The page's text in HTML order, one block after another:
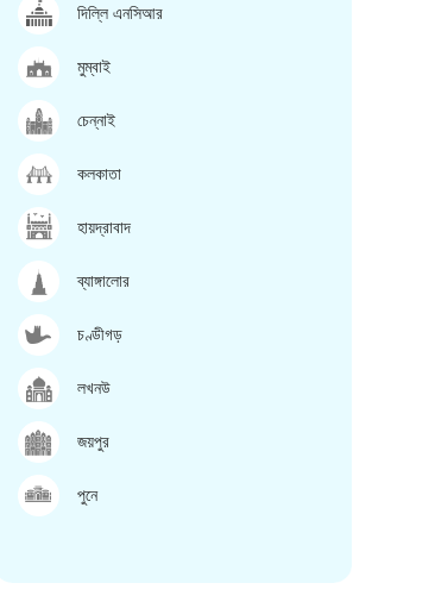
দিল্লি এনসিআর
মুম্বাই
চেন্নাই
কলকাতা
হায়দ্রাবাদ
ব্যাঙ্গালোর
চণ্ডীগড়
লখনউ
জয়পুর
পুনে